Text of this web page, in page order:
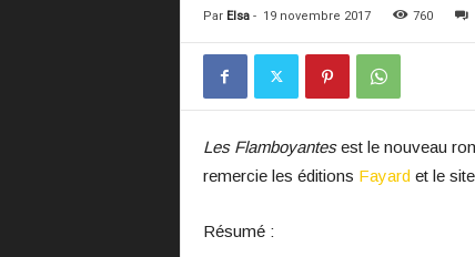
Par Elsa- 19 novembre 2017 760
Les Flamboyantesest le nouveau
remercie les éditions Fayardet le site
Résumé :